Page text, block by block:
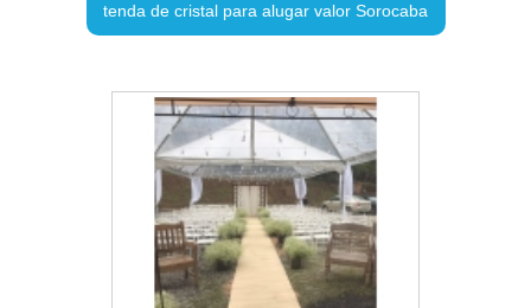
tenda de cristal para alugar valor Sorocaba